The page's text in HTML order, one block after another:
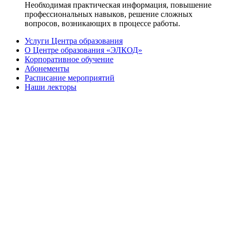
Необходимая практическая информация, повышение
профессиональных навыков, решение сложных
вопросов, возникающих в процессе работы.
Услуги Центра образования
О Центре образования «ЭЛКОД»
Корпоративное обучение
Абонементы
Расписание мероприятий
Наши лекторы